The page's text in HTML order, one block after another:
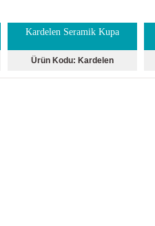
Kardelen Seramik Kupa
Ürün Kodu: Kardelen